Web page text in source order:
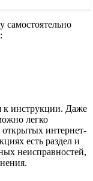
самостоятельно
к инструкции. Даже
легко
интернет-
есть раздел и
неисправностей,